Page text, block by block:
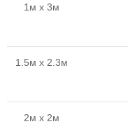
1м x 3м
1.5м x 2.3м
2м x 2м